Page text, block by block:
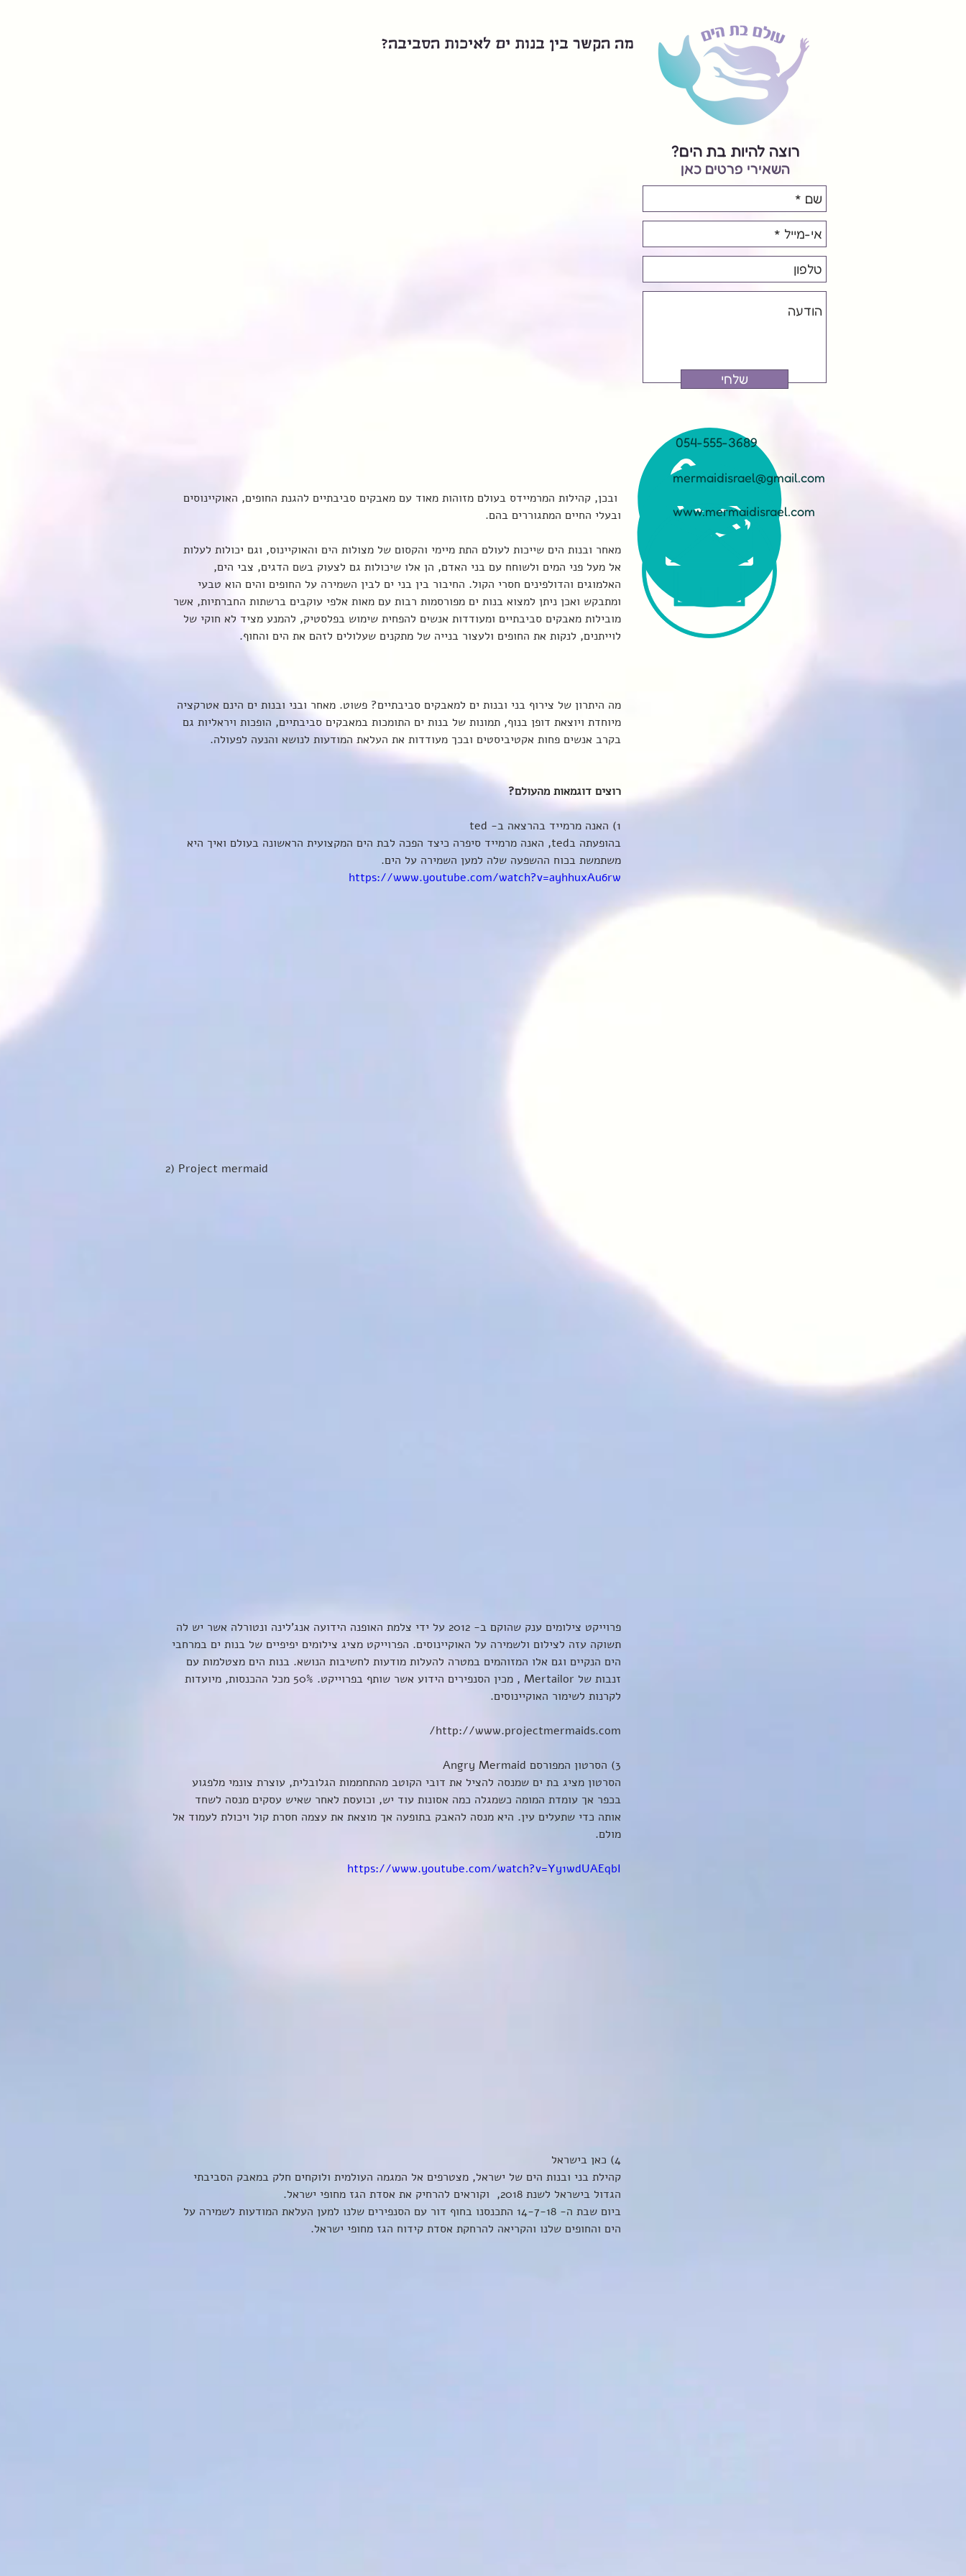
מה הקשר בין בנות ים לאיכות הסביבה?
ובכן, קהילות המרמיידס בעולם מזוהות מאוד עם מאבקים סביבתיים להגנת החופים, האוקיינוסים
ובעלי החיים המתגוררים בהם.
מאחר ובנות הים שייכות לעולם התת מיימי והקסום של מצולות הים והאוקיינוס, וגם יכולות לעלות
אל מעל פני המים ולשוחח עם בני האדם, הן אלו שיכולות גם לצעוק בשם הדגים, צבי הים,
האלמוגים והדולפינים חסרי הקול. החיבור בין בני ים לבין השמירה על החופים והים הוא טבעי
ומתבקש ואכן ניתן למצוא בנות ים מפורסמות רבות עם מאות אלפי עוקבים ברשתות החברתיות, אשר
מובילות מאבקים סביבתיים ומעודדות אנשים להפחית שימוש בפלסטיק, להמנע מציד לא חוקי של
לוייתנים, לנקות את החופים ולעצור בנייה של מתקנים שעלולים לזהם את הים והחוף.
מה היתרון של צירוף בני ובנות ים למאבקים סביבתיים? פשוט. מאחר ובני ובנות ים הינם אטרקציה
מיוחדת ויוצאת דופן בנוף, תמונות של בנות ים התומכות במאבקים סביבתיים, הופכות ויראליות גם
בקרב אנשים פחות אקטיביסטים ובכך מעודדות את העלאת המודעות לנושא והנעה לפעולה.
רוצים דוגמאות מהעולם?
1) האנה מרמייד בהרצאה ב- ted
בהופעתה בted, האנה מרמייד סיפרה כיצד הפכה לבת הים המקצועית הראשונה בעולם ואיך היא
משתמשת בכוח ההשפעה שלה למען השמירה על הים.
https://www.youtube.com/watch?v=ayhhuxAu6rw
2) Project mermaid
פרוייקט צילומים ענק שהוקם ב- 2012 על ידי צלמת האופנה הידועה אנג'לינה ונטורלה אשר יש לה
תשוקה עזה לצילום ולשמירה על האוקיינוסים. הפרוייקט מציג צילומים יפיפיים של בנות ים במרחבי
הים הנקיים וגם אלו המזוהמים במטרה להעלות מודעות לחשיבות הנושא. בנות הים מצטלמות עם
זנבות של Mertailor , מכין הסנפירים הידוע אשר שותף בפרוייקט. 50% מכל ההכנסות, מיועדות
לקרנות לשימור האוקיינוסים.
http://www.projectmermaids.com/
3) הסרטון המפורסם Angry Mermaid
הסרטון מציג בת ים שמנסה להציל את דובי הקוטב מהתחממות הגלובלית, עוצרת צונמי מלפגוע
בכפר אך עומדת המומה כשמגלה כמה אסונות עוד יש, וכועסת לאחר שאיש עסקים מנסה לשחד
אותה כדי שתעלים עין. היא מנסה להאבק בתופעה אך מוצאת את עצמה חסרת קול ויכולת לעמוד אל
מולם.
https://www.youtube.com/watch?v=Yy1wdUAEqbI
4) כאן בישראל
קהילת בני ובנות הים של ישראל, מצטרפים אל המגמה העולמית ולוקחים חלק במאבק הסביבתי
הגדול בישראל לשנת 2018,  וקוראים להרחיק את אסדת הגז מחופי ישראל.
ביום שבת ה- 14-7-18 התכנסנו בחוף דור עם הסנפירים שלנו למען העלאת המודעות לשמירה על
הים והחופים שלנו והקריאה להרחקת אסדת קידוח הגז מחופי ישראל.
רוצה להיות בת הים?
השאירי פרטים כאן
שלחי
054-555-3689
mermaidisrael@gmail.com
www.mermaidisrael.com